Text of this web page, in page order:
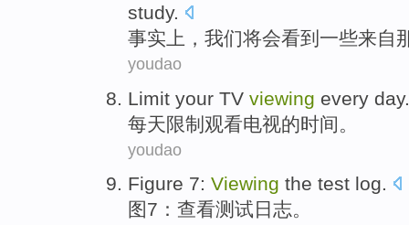
study.
事实上 ， 我们将会看到 一些来自
youdao
Limit your TV viewing every day.
每天限制 观看电视的时间。
youdao
Figure 7: Viewing the test log.
图7 ： 查看测试 日志。